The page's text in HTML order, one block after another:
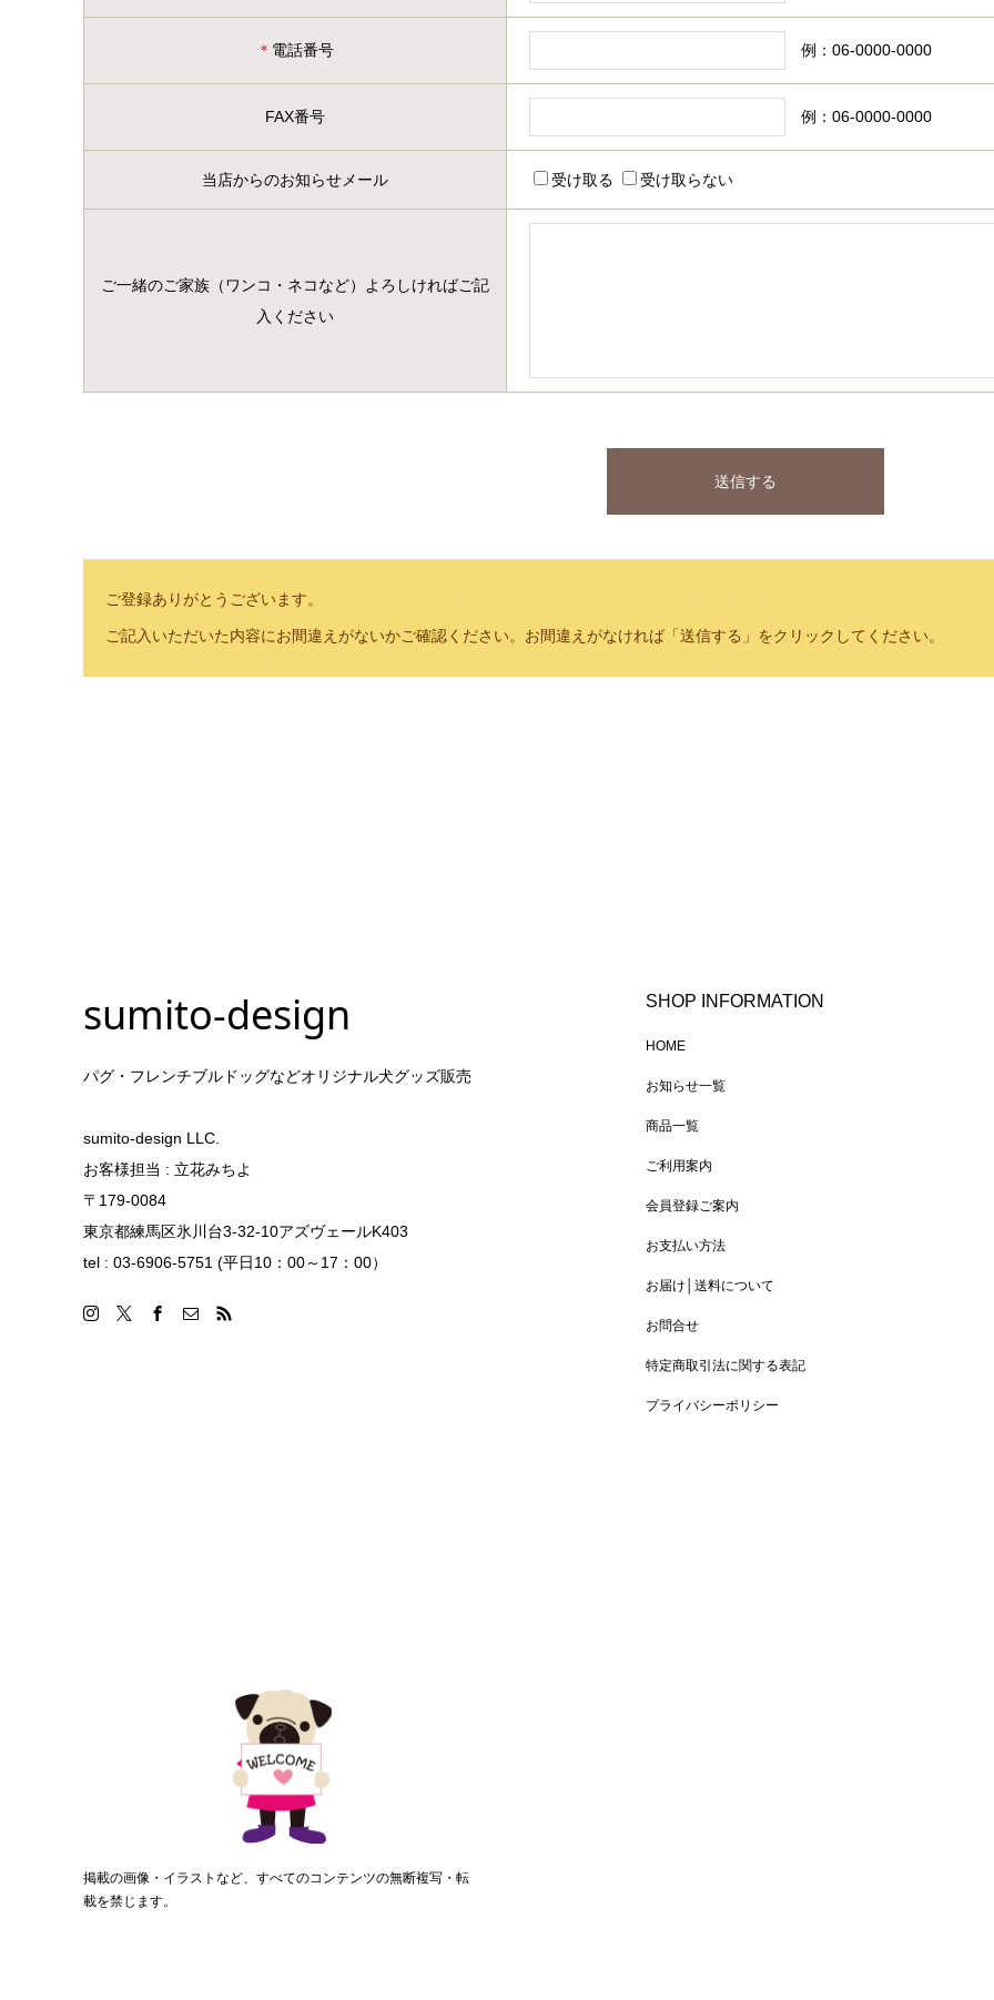
＊ 電話番号 例：06-0000-0000
FAX番号 例：06-0000-0000
当店からのお知らせメール 受け取る 受け取らない
ご一緒のご家族（ワンコ・ネコなど）よろしければご記
入ください
ご登録ありがとうございます。
ご記入いただいた内容にお間違えがないかご確認ください。お間違えがなければ「送信する」をクリックしてください。
sumito-design
パグ・フレンチブルドッグなどオリジナル犬グッズ販売
sumito-design LLC.
お客様担当 : 立花みちよ
〒179-0084
東京都練馬区氷川台3-32-10アズヴェールK403
tel : 03-6906-5751 (平日10：00～17：00）
SHOP INFORMATION
HOME
お知らせ一覧
商品一覧
ご利用案内
会員登録ご案内
お支払い方法
お届け│送料について
お問合せ
特定商取引法に関する表記
プライバシーポリシー
掲載の画像・イラストなど、すべてのコンテンツの無断複写・転
載を禁じます。